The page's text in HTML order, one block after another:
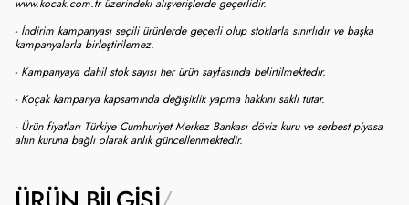
www.kocak.com.tr üzerindeki alışverişlerde geçerlidir.
- İndirim kampanyası seçili ürünlerde geçerli olup stoklarla sınırlıdır ve başka
kampanyalarla birleştirilemez.
- Kampanyaya dahil stok sayısı her ürün sayfasında belirtilmektedir.
- Koçak kampanya kapsamında değişiklik yapma hakkını saklı tutar.
- Ürün fiyatları Türkiye Cumhuriyet Merkez Bankası döviz kuru ve serbest piyasa
altın kuruna bağlı olarak anlık güncellenmektedir.